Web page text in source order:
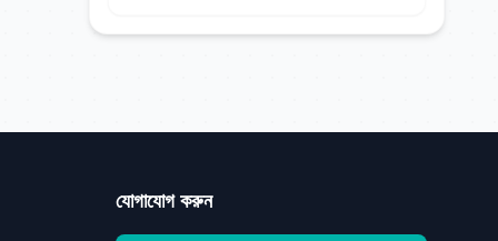
যোগাযোগ করুন